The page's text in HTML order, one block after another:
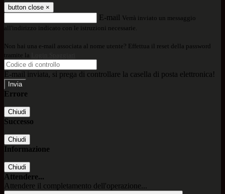
button close ×
E-mail Verrà inviato un messaggio
all'indirizzo indicato con le istruzioni necessarie.
Non hai una e-mail associata al nome utente? Effettua il reset della password
tramite la
E-mail inviata, si prega di controllare la casella di posta elettronica!
Errore
Chiudi
Successo
Chiudi
Informazione
Chiudi
Attendere...
Attendere il completamento dell'operazione...